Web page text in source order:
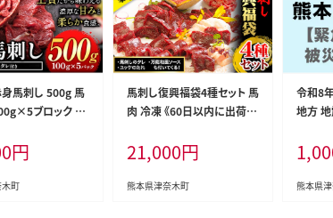
馬刺し 500g 馬
ブロック (タ
生食用 冷凍 《3
出荷予定(土日祝
馬 馬刺し 国産
円
町
馬刺し復興福袋4種セット 馬
肉 冷凍 《60日以内に出荷予
コウネ カルビユッケ 桜うま
トロ さばきたて 生食用 肉 熊
本県津奈木町 馬刺し 馬肉
21,000円
熊本県津奈木町
令和8
地方
はあり
熊本県